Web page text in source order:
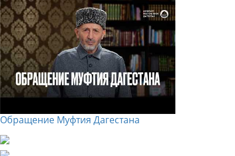
Обращение Муфтия Дагестана